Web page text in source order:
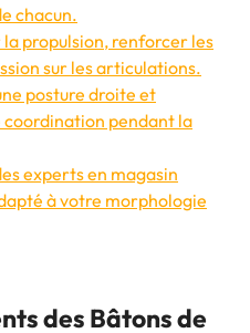
chacun.
propulsion, renforcer les
sur les articulations.
posture droite et
pendant la
experts en magasin
à votre morphologie
des Bâtons de